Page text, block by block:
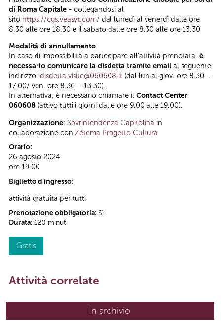
di Roma Capitale - collegandosi al
sito https://cgs.veasyt.com/ dal lunedì al venerdì dalle ore
8.30 alle ore 18.30 e il sabato dalle ore 8.30 alle ore 13.30
Modalità di annullamento
In caso di impossibilità a partecipare all’attività prenotata, è
necessario comunicare la disdetta tramite email al seguente
indirizzo: disdetta.visite@060608.it (dal lun.al giov. ore 8.30 –
17.00/ ven. ore 8.30 – 13.30).
In alternativa, è necessario chiamare il Contact Center
060608 (attivo tutti i giorni dalle ore 9.00 alle 19.00).
Organizzazione: Sovrintendenza Capitolina in
collaborazione con Zètema Progetto Cultura
Orario:
26 agosto 2024
ore 19.00
Biglietto d'ingresso:
attività gratuita per tutti
Prenotazione obbligatoria: Sì
Durata: 120 minuti
Gratis
Attività correlate
In archivio